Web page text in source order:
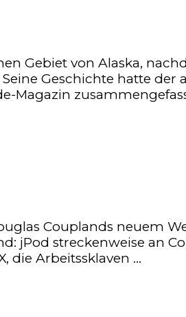
Gebiet von Alaska,
Geschichte hatte der
Magazin
Couplands neuem
jPod streckenweise an
die Arbeitssklaven …